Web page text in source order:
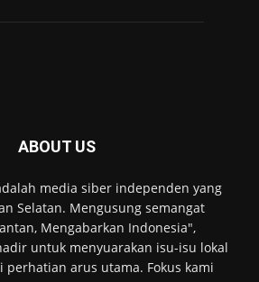
ABOUT US
media siber independen yang
Selatan. Mengusung semangat
Mengabarkan Indonesia",
untuk menyuarakan isu-isu lokal
arus utama. Fokus kami